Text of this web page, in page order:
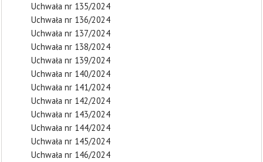
Uchwała nr 135/2024
Uchwała nr 136/2024
Uchwała nr 137/2024
Uchwała nr 138/2024
Uchwała nr 139/2024
Uchwała nr 140/2024
Uchwała nr 141/2024
Uchwała nr 142/2024
Uchwała nr 143/2024
Uchwała nr 144/2024
Uchwała nr 145/2024
Uchwała nr 146/2024